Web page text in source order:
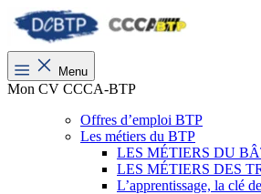
Menu
Mon CV CCCA-BTP
Offres d’emploi BTP
Les métiers du BTP
LES MÉTIERS DU
LES MÉTIERS DES
L’apprentissage, la clé